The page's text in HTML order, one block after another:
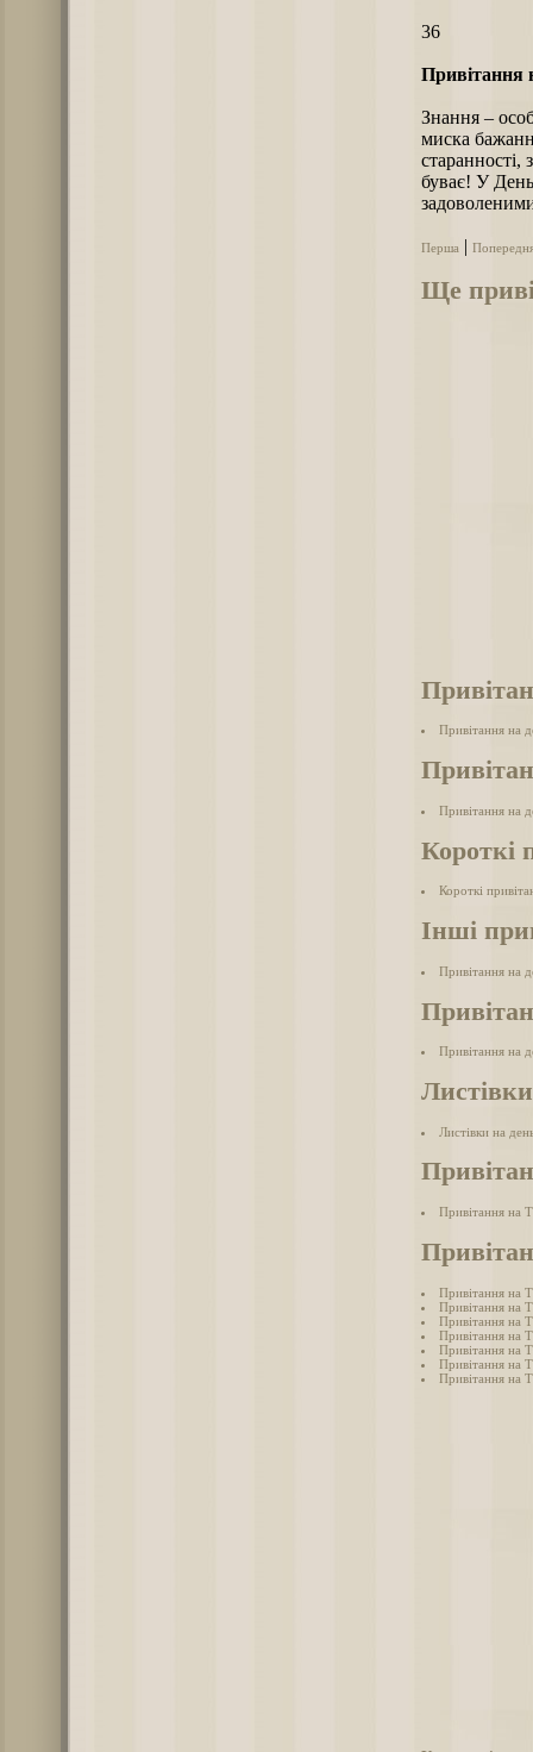
36
Привітання
Знання –
миска
старанності,
буває! У
Перша
Ще
Привітання на
Привітання на
Короткі
Короткі
Інші
Привітання на
Привітання на
Листівки на
Привітання на
Привітання на
Привітання на
Привітання на
Привітання на
Привітання на
Привітання на
Привітання на